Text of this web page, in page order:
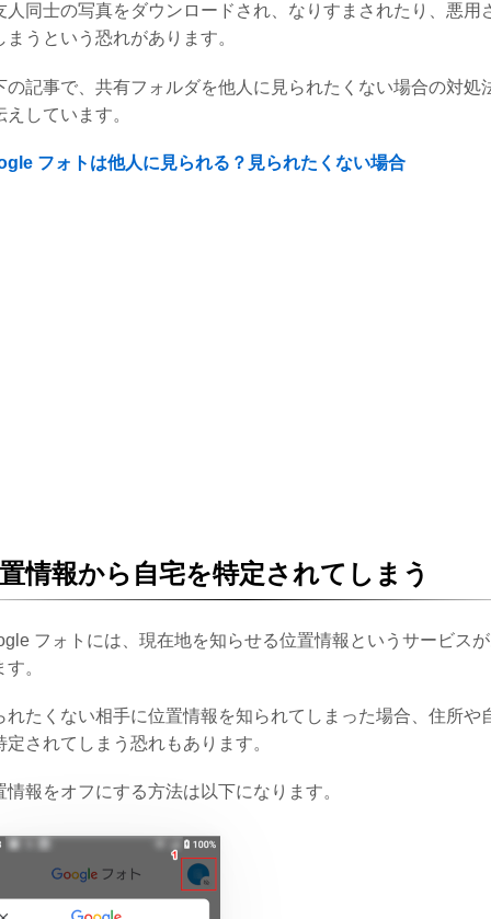
人同士の写真をダウンロードされ、なりすまされたり、悪用
まうという恐れがあります。
の記事で、共有フォルダを他人に見られたくない場合の対処
えしています。
フォトは他人に見られる？見られたくない場合
情報から自宅を特定されてしまう
フォトには、現在地を知らせる位置情報というサービス
す。
れたくない相手に位置情報を知られてしまった場合、住所や
定されてしまう恐れもあります。
情報をオフにする方法は以下になります。